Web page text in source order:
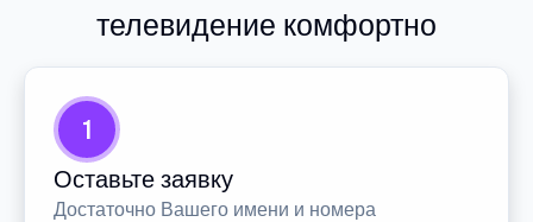
телевидение комфортно
1
Оставьте заявку
Достаточно Вашего имени и номера